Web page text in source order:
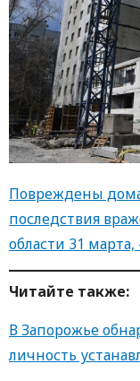
Повреждены
последствия
области 31
Читайте также:
В Запорожье
личность